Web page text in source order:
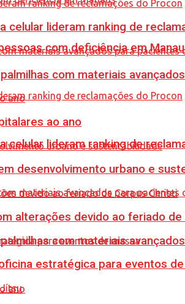
com deficiência em
lideram ranking de
com materiais
celular lideram ranking de
com materiais
ao ano
desenvolvimento urbano e
alterações devido ao feriado
estratégica para eventos